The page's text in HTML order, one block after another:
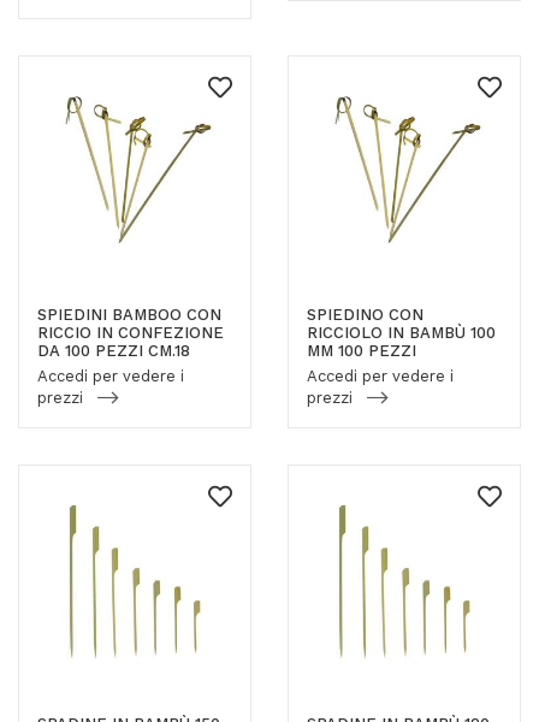
SPIEDINI BAMBOO CON
RICCIO IN CONFEZIONE
DA 100 PEZZI CM.18
Accedi per vedere i
prezzi
SPIEDINO CON
RICCIOLO IN BAMBÙ 100
MM 100 PEZZI
Accedi per vedere i
prezzi